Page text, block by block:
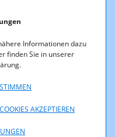
Informationen dazu
finden Sie in unserer
AKZEPTIEREN
Berücksichtigung des
des
(csv, xml, json)